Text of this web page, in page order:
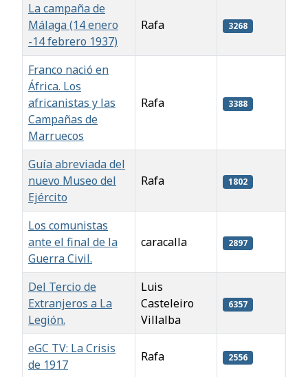
La campaña de
Málaga (14 enero
-14 febrero 1937)
Rafa 3268
Franco nació en
África. Los
africanistas y las
Campañas de
Marruecos
Rafa 3388
Guía abreviada del
nuevo Museo del
Ejército
Rafa 1802
Los comunistas
ante el final de la
Guerra Civil.
caracalla 2897
Del Tercio de
Extranjeros a La
Legión.
Luis
Casteleiro
Villalba
6357
eGC TV: La Crisis
de 1917
Rafa 2556